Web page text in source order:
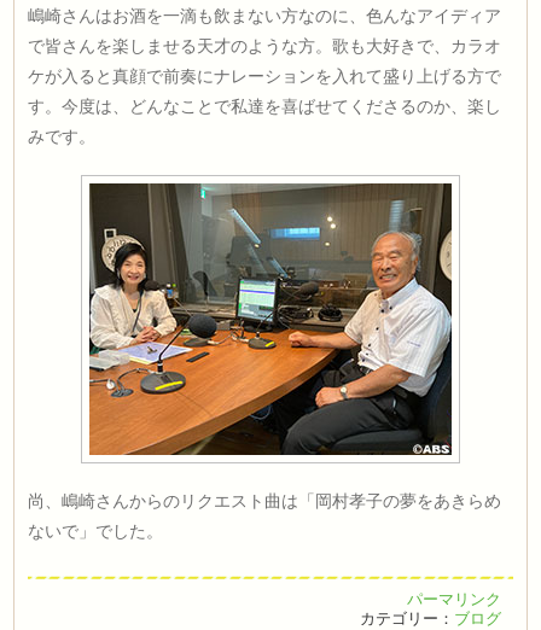
嶋崎さんはお酒を一滴も飲まない方なのに、色んなアイディア
で皆さんを楽しませる天才のような方。歌も大好きで、カラオ
ケが入ると真顔で前奏にナレーションを入れて盛り上げる方で
す。今度は、どんなことで私達を喜ばせてくださるのか、楽し
みです。
尚、嶋崎さんからのリクエスト曲は「岡村孝子の夢をあきらめ
ないで」でした。
パーマリンク
カテゴリー： ブログ